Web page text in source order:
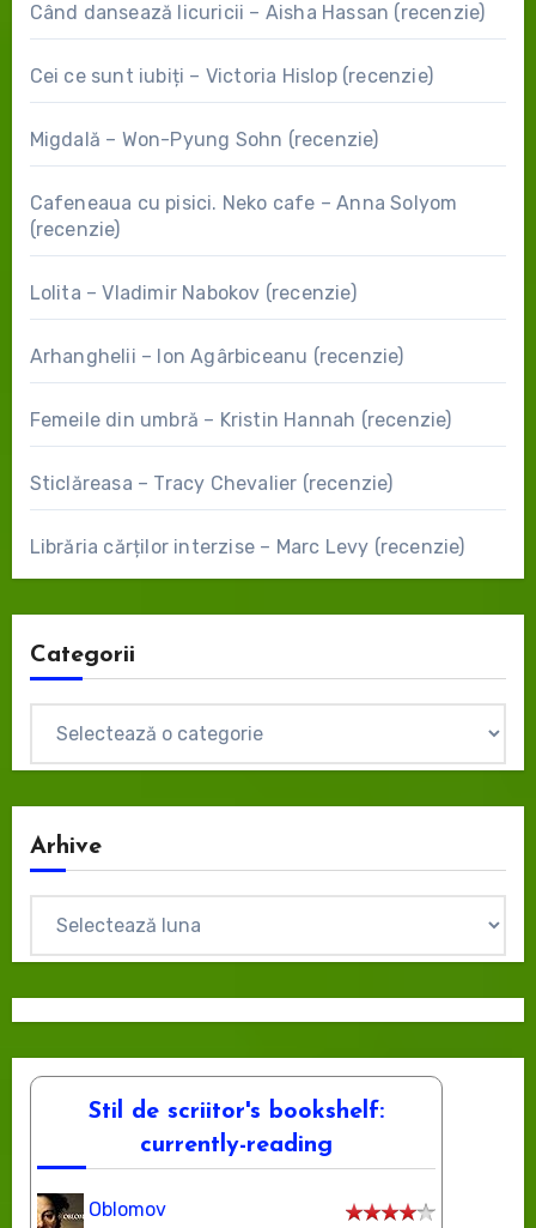
Când dansează licuricii – Aisha Hassan (recenzie)
Cei ce sunt iubiți – Victoria Hislop (recenzie)
Migdală – Won-Pyung Sohn (recenzie)
Cafeneaua cu pisici. Neko cafe – Anna Solyom
(recenzie)
Lolita – Vladimir Nabokov (recenzie)
Arhanghelii – Ion Agârbiceanu (recenzie)
Femeile din umbră – Kristin Hannah (recenzie)
Sticlăreasa – Tracy Chevalier (recenzie)
Librăria cărților interzise – Marc Levy (recenzie)
Categorii
Arhive
Stil de scriitor's bookshelf:
currently-reading
Oblomov